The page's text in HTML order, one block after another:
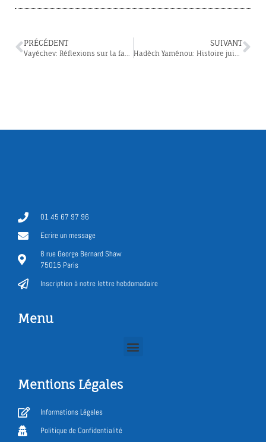
PRÉCÉDENT SUIVANT
01 45 67 97 96
Ecrire un message
8 rue George Bernard Shaw
75015 Paris
Inscription à notre lettre hebdomadaire
Menu
Mentions Légales
Informations Légales
Politique de Confidentialité